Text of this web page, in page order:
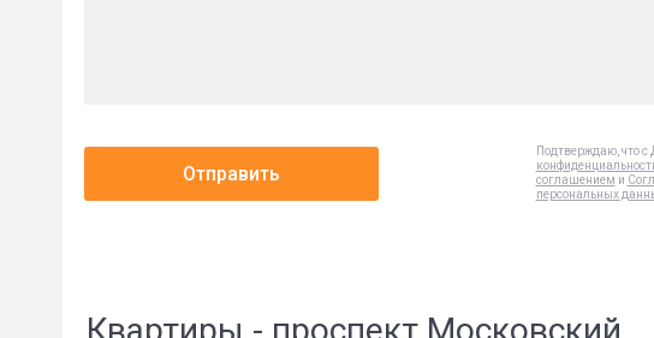
Отправить
Подтверждаю, что с
соглашением и
персональных